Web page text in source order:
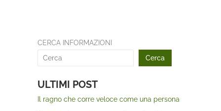
CERCA INFORMAZIONI
Cerca
ULTIMI POST
Il ragno che corre veloce come una persona